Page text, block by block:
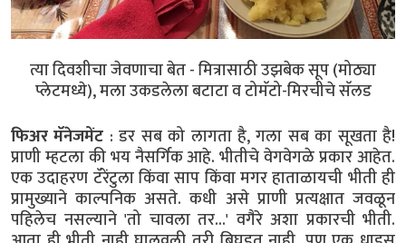
त्या दिवशीचा जेवणाचा बेत - मित्रासाठी उझबेक सूप (मोठ्या
प्लेटमध्ये), मला उकडलेला बटाटा व टोमॅटो-मिरचीचे सॅलड
फिअर मॅनेजमेंट : डर सब को लागता है, गला सब का सूखता है!
प्राणी म्हटला की भय नैसर्गिक आहे. भीतीचे वेगवेगळे प्रकार आहेत.
एक उदाहरण टॅरेंटुला किंवा साप किंवा मगर हाताळायची भीती ही
प्रामुख्याने काल्पनिक असते. कधी असे प्राणी प्रत्यक्षात जवळून
पहिलेच नसल्याने 'तो चावला तर...' वगैरे अशा प्रकारची भीती.